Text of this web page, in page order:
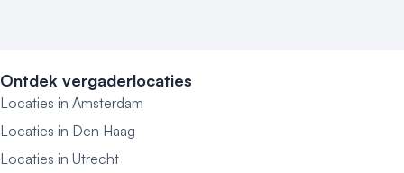
Ontdek vergaderlocaties
Locaties in Amsterdam
Locaties in Den Haag
Locaties in Utrecht